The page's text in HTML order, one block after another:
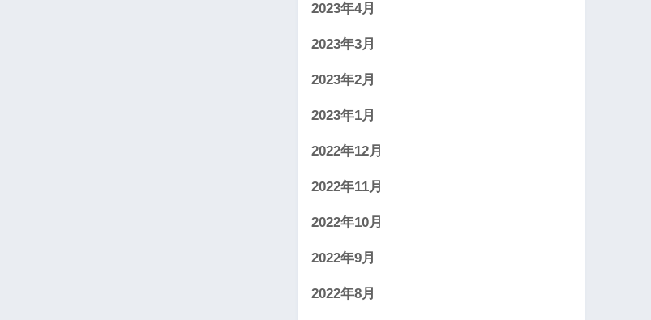
2023年4月
2023年3月
2023年2月
2023年1月
2022年12月
2022年11月
2022年10月
2022年9月
2022年8月